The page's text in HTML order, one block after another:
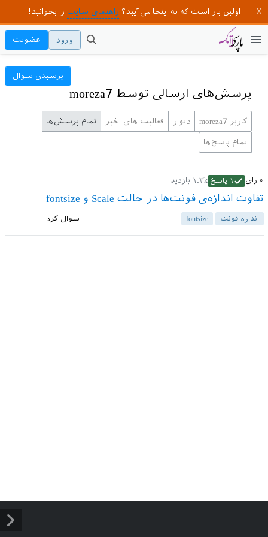
اولین بار است که به اینجا می‌آیید؟ راهنمای سایت را بخوانید!
ورود عضویت
پرسش‌های ارسالی توسط moreza7
پرسیدن سوال
کاربر moreza7 دیوار فعالیت های اخیر تمام پرسش‌ها
تمام پاسخ‌ها
۰ رای ۱ پاسخ ۱.۳k بازدید
تفاوت اندازه‌ی فونت‌ها در حالت Scale و fontsize
اندازه فونت fontsize سوال کرد